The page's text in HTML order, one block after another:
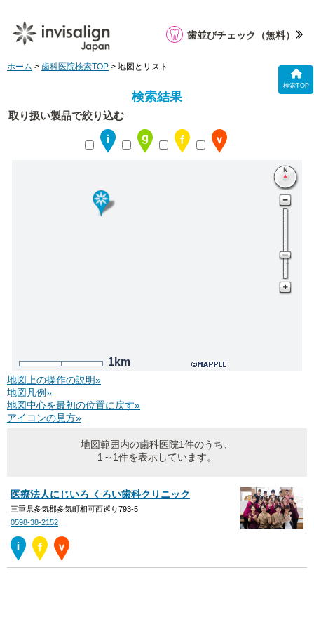
検索TOP
歯並びチェック （無料）
ホーム > 歯科医院検索TOP > 地図とリスト
検索結果
取り扱い製品で絞り込む
1km
地図上の操作の説明»
地図凡例»
地図中心を最初の位置に戻す»
アイコンの見方»
地図範囲内の歯科医院1件のうち、
1～1件を表示しています。
医療法人にじいろ くろい歯科クリニック
三重県多気郡多気町相可西巡り793-5
0598-38-2152